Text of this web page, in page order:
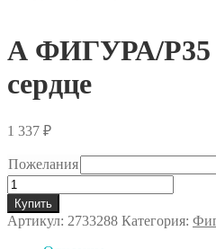
А ФИГУРА/P35
сердце
1 337 ₽
Пожелания
Количество
товара
А
ФИГУРА/P35
Купить
Артикул: 2733288 Категория: